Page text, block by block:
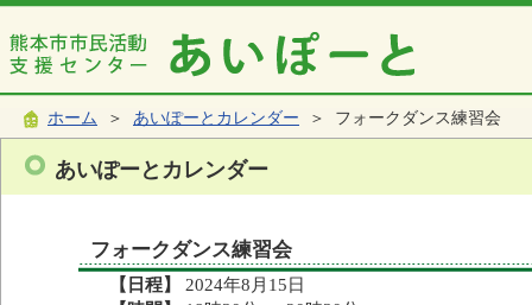
ホーム ＞ あいぽーとカレンダー ＞ フォークダンス練習会
あいぽーとカレンダー
フォークダンス練習会
【日程】
2024年8月15日